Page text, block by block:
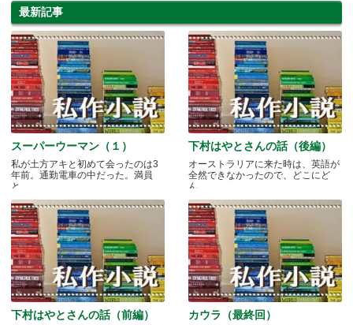
Let's go!
最新記事
スーパーウーマン（１）
私が土方アキと初めて会ったのは3
年前。通勤電車の中だった。満員
と.....
下村はやとさんの話（後編）
オーストラリアに来た時は、英語が
全然できなかったので、どこにど
ん.....
下村はやとさんの話（前編） カウラ（最終回）